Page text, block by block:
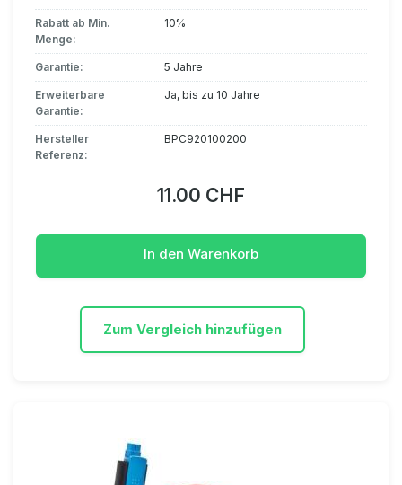
Rabatt ab Min.
Menge:
10%
Garantie: 5 Jahre
Erweiterbare
Garantie:
Ja, bis zu 10 Jahre
Hersteller
Referenz:
BPC920100200
11.00 CHF
In den Warenkorb
Zum Vergleich hinzufügen